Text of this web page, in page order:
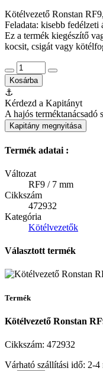
Kötélvezető Ronstan
Feladata: kisebb fedélzeti
Ez a termék kiegészítő
kocsit, csigát vagy
Kosárba
⚓
Kérdezd a Kapitányt
A hajós terméktanácsadó
Kapitány megnyitása
Termék adatai :
Változat
RF9 / 7 mm
Cikkszám
472932
Kategória
Kötélvezetők
Választott termék
Termék
Kötélvezető Ronstan
Cikkszám: 472932
Várható szállítási idő: 2-4